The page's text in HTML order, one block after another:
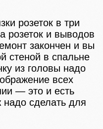
розеток в три
розеток и выводов
закончен и вы
стеной в спальне
из головы надо
всех
— это и есть
надо сделать для